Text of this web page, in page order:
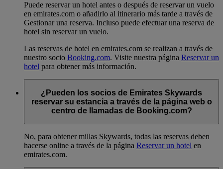
Puede reservar un hotel antes o después de reservar un vuelo
en emirates.com o añadirlo al itinerario más tarde a través de
Gestionar una reserva. Incluso puede efectuar una reserva de
hotel sin reservar un vuelo.
Las reservas de hotel en emirates.com se realizan a través de
nuestro socio Booking.com. Visite nuestra página Reservar un
hotel para obtener más información.
¿Pueden los socios de Emirates Skywards
reservar su estancia a través de la página web o
centro de llamadas de Booking.com?
No, para obtener millas Skywards, todas las reservas deben
hacerse online a través de la página Reservar un hotel en
emirates.com.